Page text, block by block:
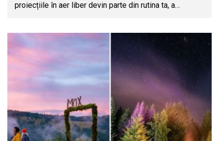
proiecțiile în aer liber devin parte din rutina ta, a…